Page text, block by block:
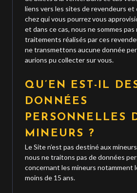
liens vers les sites de revendeurs
chez qui vous pourrez vous
et dans ce cas, nous ne sommes
traitements réalisés par ces
ne transmettons aucune donnée
aurions pu collecter sur vous.
QU’EN EST-IL
DONNÉES
PERSONNELLES
MINEURS ?
Le Site n’est pas destiné aux
nous ne traitons pas de données
concernant les mineurs notamment
moins de 15 ans.